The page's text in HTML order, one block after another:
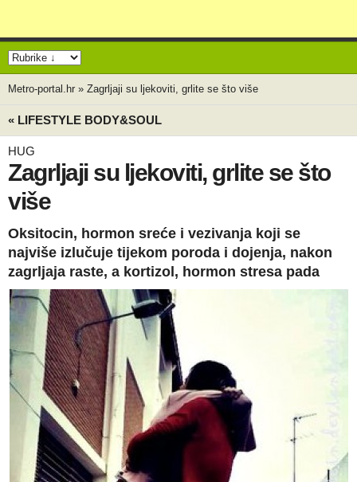
Metro-portal.hr » Zagrljaji su ljekoviti, grlite se što više
« LIFESTYLE BODY&SOUL
HUG
Zagrljaji su ljekoviti, grlite se što
više
Oksitocin, hormon sreće i vezivanja koji se
najviše izlučuje tijekom poroda i dojenja, nakon
zagrljaja raste, a kortizol, hormon stresa pada